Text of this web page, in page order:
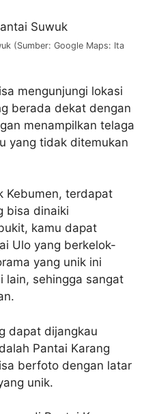
(Sumber: Google Maps: Ita
mengunjungi lokasi
berada dekat dengan
menampilkan telaga
yang tidak ditemukan
Kebumen, terdapat
bisa dinaiki
kamu dapat
Ulo yang berkelok-
yang unik ini
lain, sehingga sangat
dapat dijangkau
Pantai Karang
berfoto dengan latar
unik.